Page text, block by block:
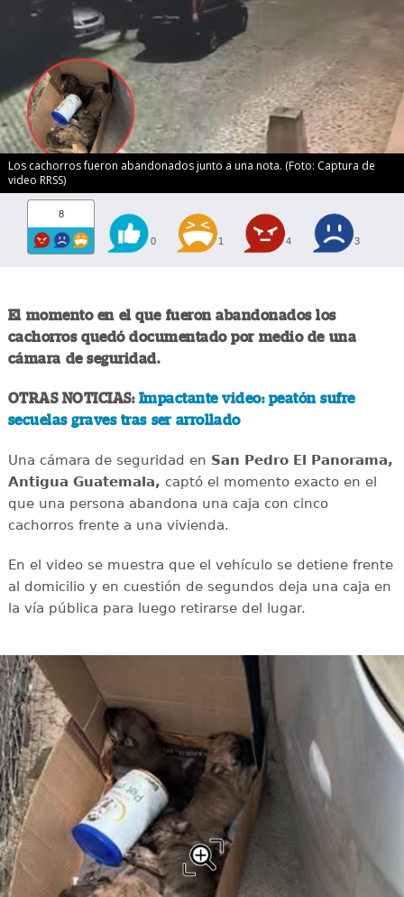
Los cachorros fueron abandonados junto a una nota. (Foto: Captura de
video RRSS)
8
0 1 4 3
El momento en el que fueron abandonados los
cachorros quedó documentado por medio de una
cámara de seguridad.
OTRAS NOTICIAS: Impactante video: peatón sufre
secuelas graves tras ser arrollado
Una cámara de seguridad en San Pedro El Panorama,
Antigua Guatemala, captó el momento exacto en el
que una persona abandona una caja con cinco
cachorros frente a una vivienda.
En el video se muestra que el vehículo se detiene frente
al domicilio y en cuestión de segundos deja una caja en
la vía pública para luego retirarse del lugar.